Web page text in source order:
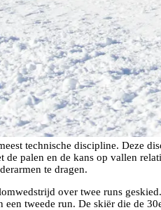
technische discipline. Deze
de palen en de kans op vallen
te dragen.
over twee runs
een tweede run. De skiër die de